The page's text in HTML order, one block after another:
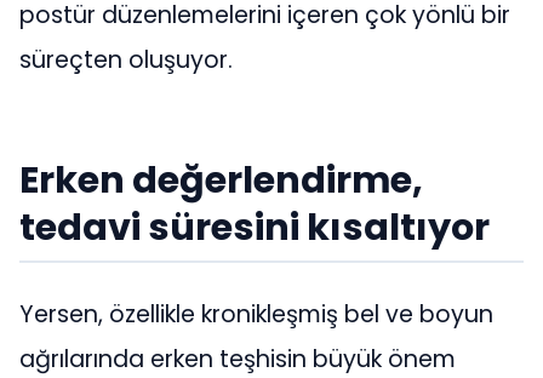
postür düzenlemelerini içeren çok yönlü bir
süreçten oluşuyor.
Erken değerlendirme,
tedavi süresini kısaltıyor
Yersen, özellikle kronikleşmiş bel ve boyun
ağrılarında erken teşhisin büyük önem